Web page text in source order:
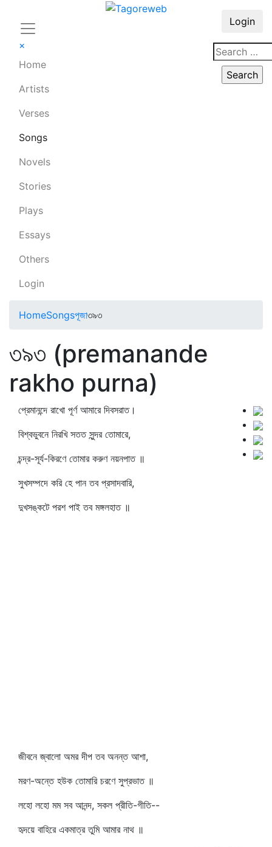
×
Home
Artists
Verses
Songs
Novels
Stories
Plays
Essays
Others
Login
Login
HomeSongsপূজা৩৯৩
৩৯৩ (premanande
rakho purna)
প্রেমানন্দে রাখো পূর্ণ আমারে দিবসরাত।
বিশ্বভুবনে নিরখি সতত সুন্দর তোমারে,
চন্দ্র-সূর্য-কিরণে তোমার করুণ নয়নপাত ॥
সুখসম্পদে করি হে পান তব প্রসাদবারি,
দুখসঙ্কটে পরশ পাই তব মঙ্গলহাত ॥
জীবনে জ্বালো অমর দীপ তব অনন্ত আশা,
মরণ-অন্তে হউক তোমারি চরণে সুপ্রভাত ॥
লহো লহো মম সব আনন্দ, সকল প্রীতি-গীতি--
হৃদয়ে বাহিরে একমাত্র তুমি আমার নাথ ॥